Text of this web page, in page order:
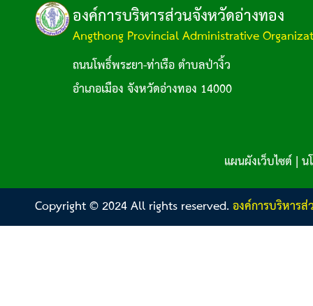
องค์การบริหารส่วนจังหวัดอ่างทอง
Angthong Provincial Administrative
ถนนโพธิ์พระยา-ท่าเรือ ตำบลป่างิ้ว
อำเภอเมือง จังหวัดอ่างทอง 14000
แผนผังเว็บไซต์|น
Copyright © 2024 All rights reserved.องค์การบริหาร